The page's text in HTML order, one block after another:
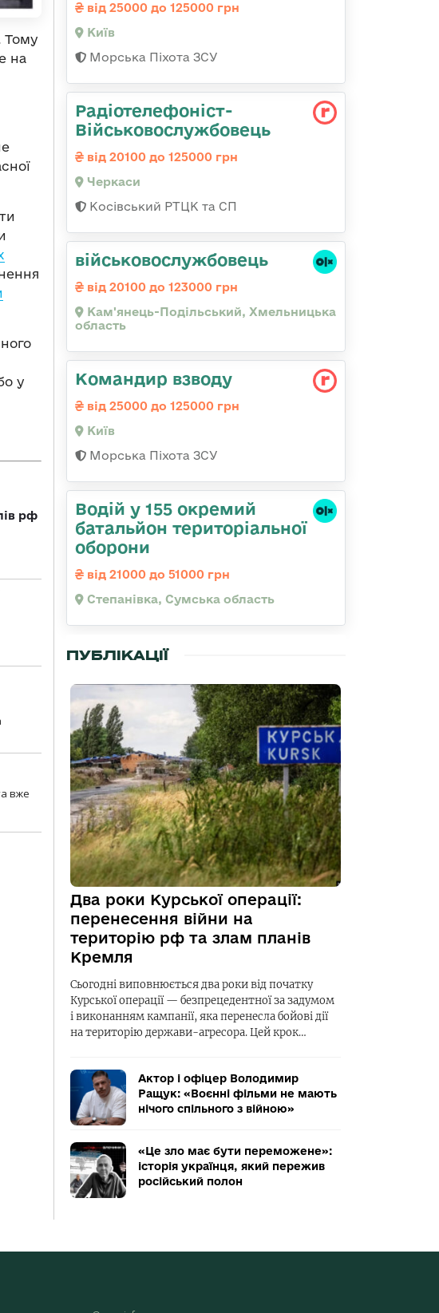
Тому
на
у
рф
вже
від 25000 до 125000 грн
Київ
Морська Піхота ЗСУ
Радіотелефоніст-
Військовослужбовець
від 20100 до 125000 грн
Черкаси
Косівський РТЦК та СП
військовослужбовець
від 20100 до 123000 грн
Кам'янець-Подільський, Хмельницька
область
Командир взводу
від 25000 до 125000 грн
Київ
Морська Піхота ЗСУ
Водій у 155 окремий
батальйон територіальної
оборони
від 21000 до 51000 грн
Степанівка, Сумська область
ПУБЛІКАЦІЇ
Два роки Курської операції:
перенесення війни на
територію рф та злам планів
Кремля
Сьогодні виповнюється два роки від початку
Курської операції — безпрецедентної за задумом
і виконанням кампанії, яка перенесла бойові дії
на територію держави-агресора. Цей крок…
Актор і офіцер Володимир
Ращук: «Воєнні фільми не мають
нічого спільного з війною»
«Це зло має бути переможене»:
історія українця, який пережив
російський полон